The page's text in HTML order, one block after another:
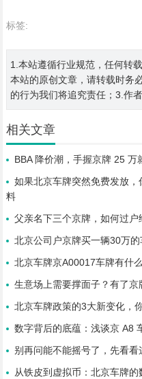
标签:
1.本站遵循行业规范，任何转
本站的原创文章，请转载时务
的行为我们将追究责任；3.作
相关文章
BBA 降价潮，手握京牌 25
如果北京车牌突然免费发放
料
父亲名下三个京牌，如何过
北京公司户京牌买一辆30万
北京车牌京A00017车牌有什
生意场上需要撑面子？有了
北京车牌政策的3大新变化，
数字背后的底蕴：浅谈京 A8
别再问能不能摇号了，先看
从铁皮到虚拟币：北京车牌